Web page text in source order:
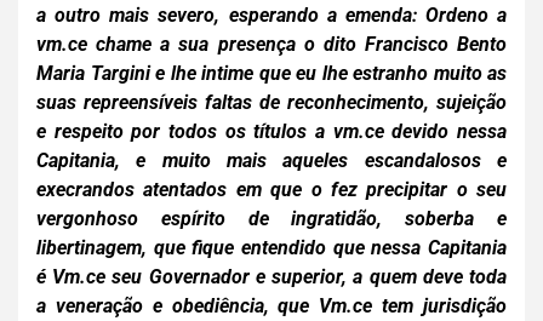
a outro mais severo, esperando a emenda: Ordeno a
vm.ce chame a sua presença o dito Francisco Bento
Maria Targini e lhe intime que eu lhe estranho muito as
suas repreensíveis faltas de reconhecimento, sujeição
e respeito por todos os títulos a vm.ce devido nessa
Capitania, e muito mais aqueles escandalosos e
execrandos atentados em que o fez precipitar o seu
vergonhoso espírito de ingratidão, soberba e
libertinagem, que fique entendido que nessa Capitania
é Vm.ce seu Governador e superior, a quem deve toda
a veneração e obediência, que Vm.ce tem jurisdição